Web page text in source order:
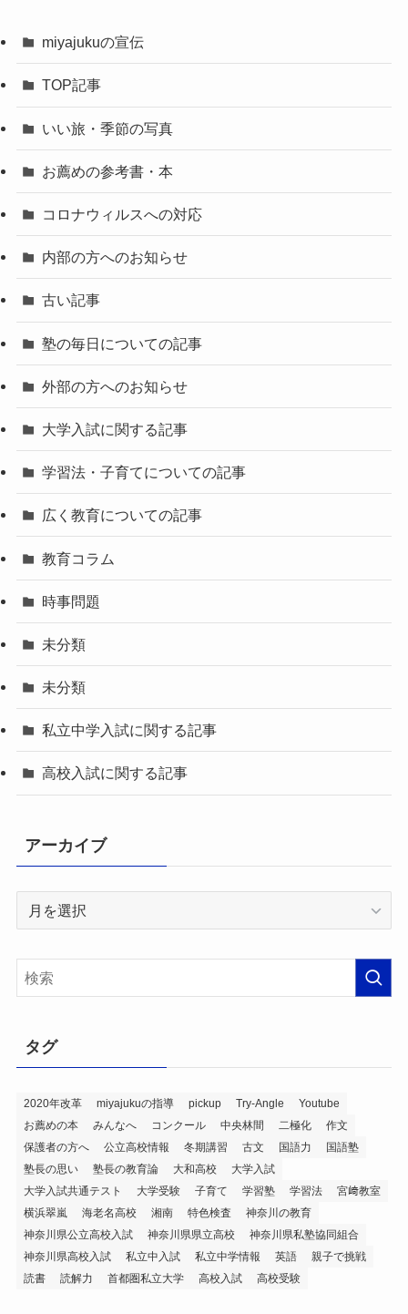
miyajukuの宣伝
TOP記事
いい旅・季節の写真
お薦めの参考書・本
コロナウィルスへの対応
内部の方へのお知らせ
古い記事
塾の毎日についての記事
外部の方へのお知らせ
大学入試に関する記事
学習法・子育てについての記事
広く教育についての記事
教育コラム
時事問題
未分類
未分類
私立中学入試に関する記事
高校入試に関する記事
アーカイブ
イ
タグ
2020年改革 miyajukuの指導 pickup Try-Angle
Youtube
お薦めの本
みんなへ コンクール 中央林間 二極化
作文
保護者の方へ
公立高校情報 冬期講習 古文 国語力
国語塾
塾長の思い
塾長の教育論 大和高校
大学入試
大学入試共通テスト
大学受験 子育て 学習塾 学習法
宮﨑教室
横浜翠嵐
海老名高校 湘南 特色検査
神奈川の教育
神奈川県公立高校入試
神奈川県県立高校
神奈川県私塾協同組合
神奈川県高校入試
私立中入試 私立中学情報 英語
親子で挑戦
読書
読解力 首都圏私立大学 高校入試 高校受験